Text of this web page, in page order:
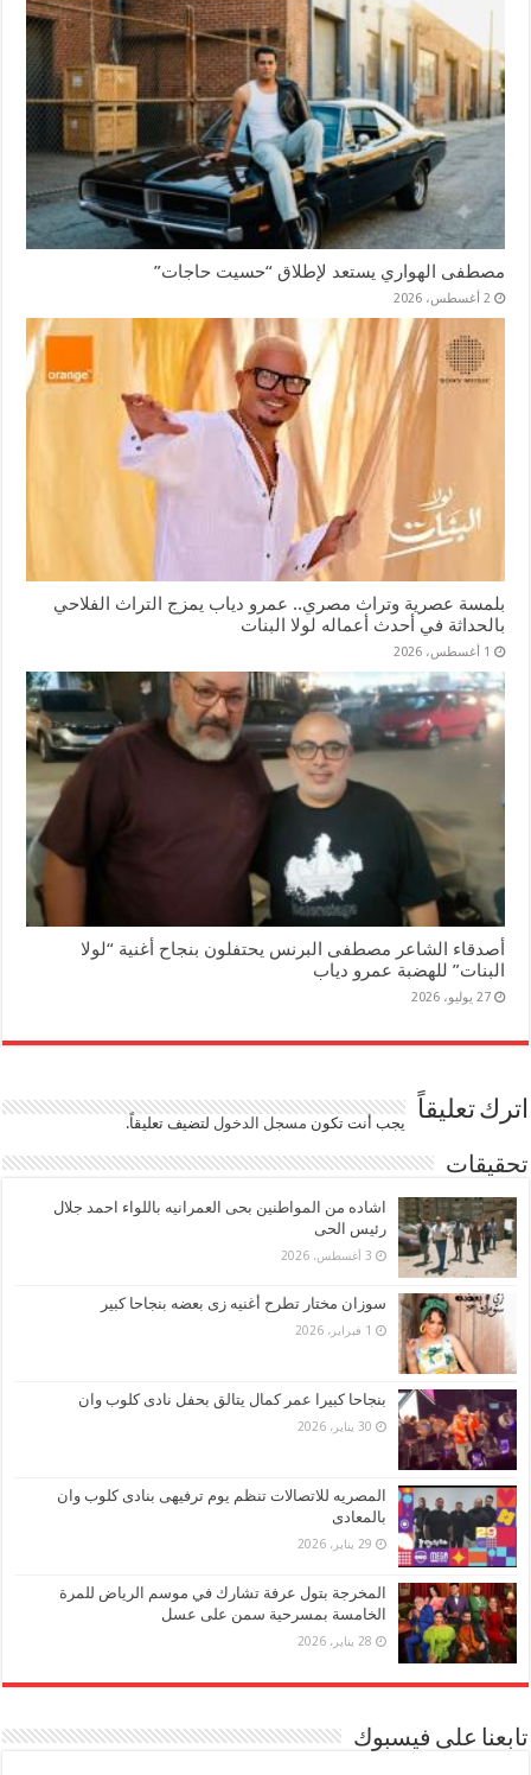
مصطفى الهواري يستعد لإطلاق “حسيت حاجات”
2 أغسطس، 2026
بلمسة عصرية وتراث مصري.. عمرو دياب يمزج التراث الفلاحي
بالحداثة في أحدث أعماله لولا البنات
1 أغسطس، 2026
أصدقاء الشاعر مصطفى البرنس يحتفلون بنجاح أغنية “لولا
البنات” للهضبة عمرو دياب
27 يوليو، 2026
اترك تعليقاً يجب أنت تكون مسجل الدخول لتضيف تعليقاً.
تحقيقات
اشاده من المواطنين بحى العمرانيه باللواء احمد جلال
رئيس الحى
3 أغسطس، 2026
سوزان مختار تطرح أغنيه زى بعضه بنجاحا كبير
1 فبراير، 2026
بنجاحا كبيرا عمر كمال يتالق بحفل نادى كلوب وان
30 يناير، 2026
المصريه للاتصالات تنظم يوم ترفيهى بنادى كلوب وان
بالمعادى
29 يناير، 2026
المخرجة بتول عرفة تشارك في موسم الرياض للمرة
الخامسة بمسرحية سمن على عسل
28 يناير، 2026
تابعنا على فيسبوك